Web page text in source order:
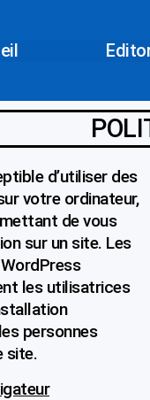
d’utiliser des
votre ordinateur,
de vous
sur un site. Les
les utilisatrices
personnes
site.